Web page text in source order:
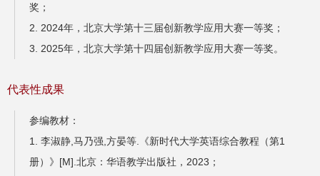
奖；
2. 2024年，北京大学第十三届创新教学应用大赛一等奖；
3. 2025年，北京大学第十四届创新教学应用大赛一等奖。
代表性成果
参编教材：
1. 李淑静,马乃强,方晏等.《新时代大学英语综合教程（第1
册）》[M].北京：华语教学出版社，2023；